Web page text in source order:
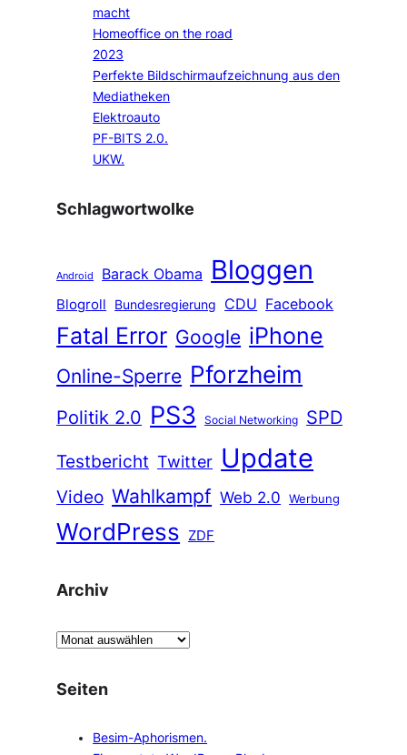
macht
Homeoffice on the road
2023
Perfekte Bildschirmaufzeichnung aus den
Mediatheken
Elektroauto
PF-BITS 2.0.
UKW.
Schlagwortwolke
Android Barack Obama Bloggen
Blogroll Bundesregierung CDU Facebook
Fatal Error Google iPhone
Online-Sperre Pforzheim
Politik 2.0 PS3 Social Networking
SPD
Testbericht Twitter Update
Video Wahlkampf Web 2.0 Werbung
WordPress ZDF
Archiv
A
c
h
Seiten
Besim-Aphorismen.